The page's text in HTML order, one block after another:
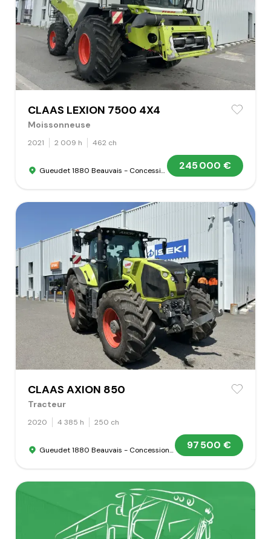
CLAAS LEXION 7500 4X4
Moissonneuse
2021 2 009 h 462 ch
Gueudet 1880 Beauvais - Concession Claas 245 000 €
CLAAS AXION 850
Tracteur
2020 4 385 h 250 ch
Gueudet 1880 Beauvais - Concession Claas 97 500 €